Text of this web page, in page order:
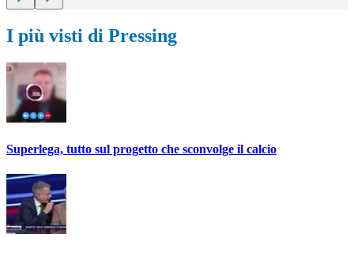
I più visti di Pressing
Superlega, tutto sul progetto che sconvolge il calcio